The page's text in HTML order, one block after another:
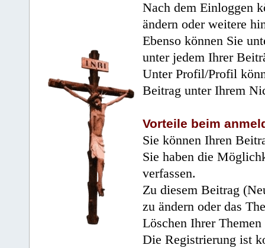
Nach dem Einloggen
ändern oder weitere
Ebenso können Sie
unter jedem Ihrer
Unter Profil/Profil
Beitrag unter Ihrem
Vorteile beim
Sie können Ihren
Sie haben die
verfassen.
Zu diesem Beitrag
zu ändern oder das
Löschen Ihrer
Die Registrierung ist